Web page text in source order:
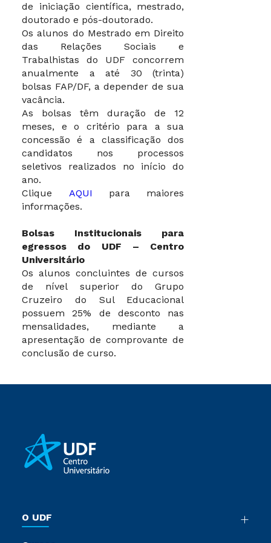
de iniciação científica, mestrado,
doutorado e pós-doutorado.
Os alunos do Mestrado em Direito
das Relações Sociais e
Trabalhistas do UDF concorrem
anualmente a até 30 (trinta)
bolsas FAP/DF, a depender de sua
vacância.
As bolsas têm duração de 12
meses, e o critério para a sua
concessão é a classificação dos
candidatos nos processos
seletivos realizados no início do
ano.
Clique AQUI
para maiores
informações.
Bolsas Institucionais para
egressos do UDF – Centro
Universitário
Os alunos concluintes de cursos
de nível superior do Grupo
Cruzeiro do Sul Educacional
possuem 25% de desconto nas
mensalidades, mediante a
apresentação de comprovante de
conclusão de curso.
O UDF